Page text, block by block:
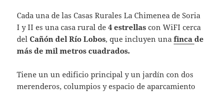
Cada una de las Casas Rurales La Chimenea de Soria
I y II es una casa rural de4 estrellas con WiFI cerca
del Cañón del Río Lobos, que incluyen unafincade
más de mil metros cuadrados.
Tiene un un edificio principal y un jardín con dos
merenderos, columpios y espacio de aparcamiento